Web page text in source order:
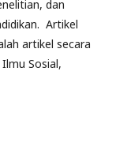
dan
Artikel
artikel secara
Sosial,